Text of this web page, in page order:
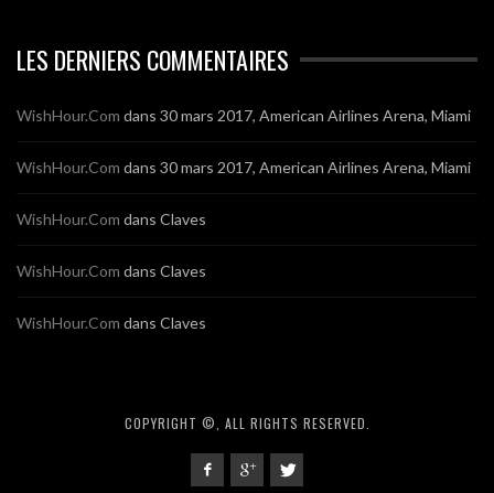
LES DERNIERS COMMENTAIRES
WishHour.Com dans 30 mars 2017, American Airlines Arena, Miami
WishHour.Com dans 30 mars 2017, American Airlines Arena, Miami
WishHour.Com dans Claves
WishHour.Com dans Claves
WishHour.Com dans Claves
COPYRIGHT ©, ALL RIGHTS RESERVED.